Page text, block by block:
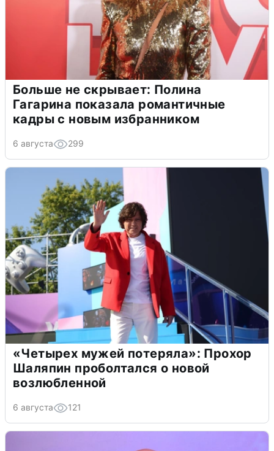
Больше не скрывает: Полина
Гагарина показала романтичные
кадры с новым избранником
6 августа 299
«Четырех мужей потеряла»: Прохор
Шаляпин проболтался о новой
возлюбленной
6 августа 121